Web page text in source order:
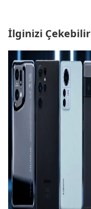
İlginizi Çekebilir